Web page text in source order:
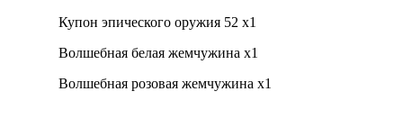
Купон эпического оружия 52 x1
Волшебная белая жемчужина x1
Волшебная розовая жемчужина x1